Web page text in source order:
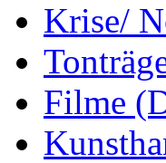
Krise/
Filme